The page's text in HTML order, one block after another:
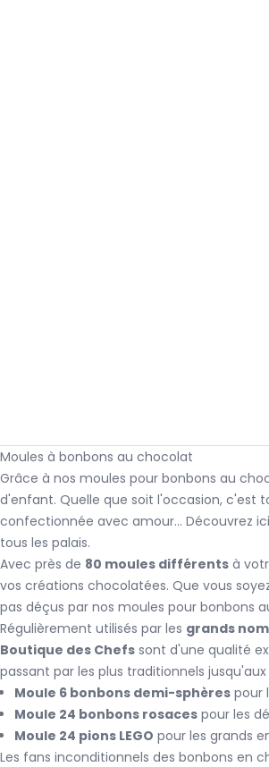
Moules à bonbons au chocolat
Grâce à nos moules pour bonbons au
d'enfant. Quelle que soit l'occasion, c'est
confectionnée avec amour... Découvrez
tous les palais.
Avec près de 80 moules différents à
vos créations chocolatées. Que vous
pas déçus par nos moules pour bonbons
Régulièrement utilisés par les grands
Boutique des Chefs sont d'une qualité
passant par les plus traditionnels
Moule 6 bonbons demi-sphères pour
Moule 24 bonbons rosaces pour les
Moule 24 pions LEGO pour les grands
Les fans inconditionnels des bonbons en